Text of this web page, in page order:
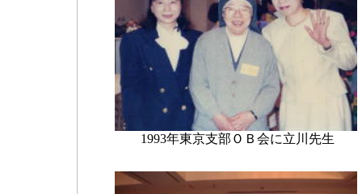
1993年東京支部ＯＢ会に立川先生